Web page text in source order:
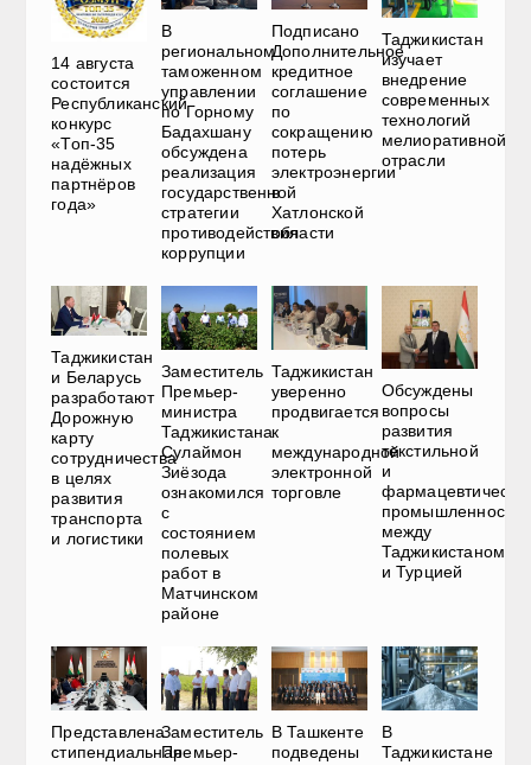
14 августа
состоится
Республиканский
конкурс
«Топ-35
надёжных
партнёров
года»
В
региональном
таможенном
управлении
по Горному
Бадахшану
обсуждена
реализация
государственной
стратегии
противодействия
коррупции
Подписано
Дополнительное
кредитное
соглашение
по
сокращению
потерь
электроэнергии
в
Хатлонской
области
Таджикистан
изучает
внедрение
современных
технологий
мелиоративной
отрасли
Таджикистан
и Беларусь
разработают
Дорожную
карту
сотрудничества
в целях
развития
транспорта
и логистики
Заместитель
Премьер-
министра
Таджикистана
Сулаймон
Зиёзода
ознакомился
с
состоянием
полевых
работ в
Матчинском
районе
Таджикистан
уверенно
продвигается
к
международной
электронной
торговле
Обсуждены
вопросы
развития
текстильной
и
промышленности
между
Таджикистаном
и Турцией
Представлена
стипендиальная
Заместитель
Премьер-
В Ташкенте
подведены
В
Таджикистане